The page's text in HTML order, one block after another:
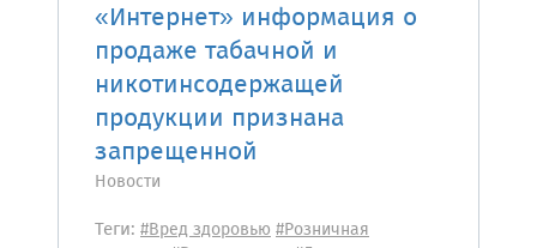
«Интернет» информация о
продаже табачной и
никотинсодержащей
продукции признана
запрещенной
Новости
Теги: #Вред здоровью#Розничная